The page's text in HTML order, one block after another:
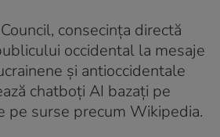
consecința directă
occidental la mesaje
și antioccidentale
chatboți AI bazați pe
pe surse precum Wikipedia.